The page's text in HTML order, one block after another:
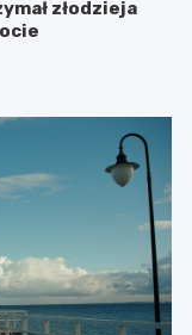
złodzieja